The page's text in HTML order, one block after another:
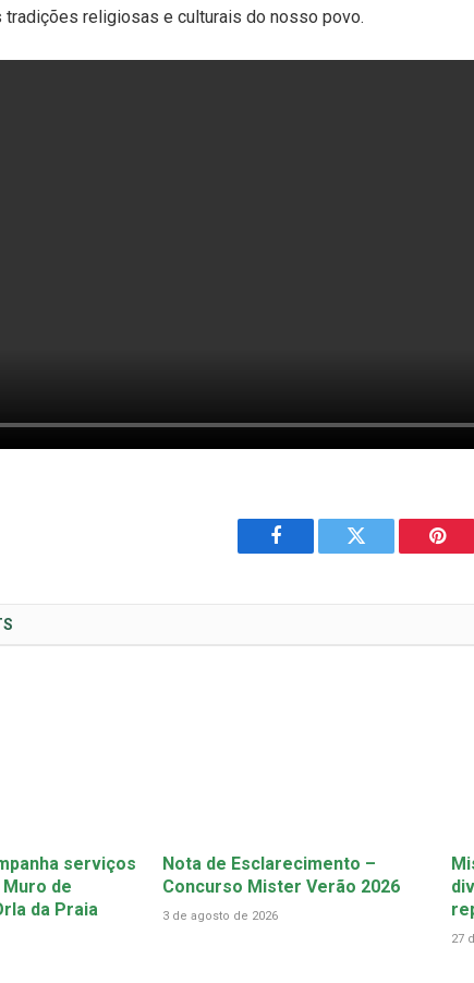
tradições religiosas e culturais do nosso povo.
Facebook Twitter
serviços
de
da Praia
Nota de Esclarecimento –
Concurso Mister Verão 2026
3 de agosto de 2026
27